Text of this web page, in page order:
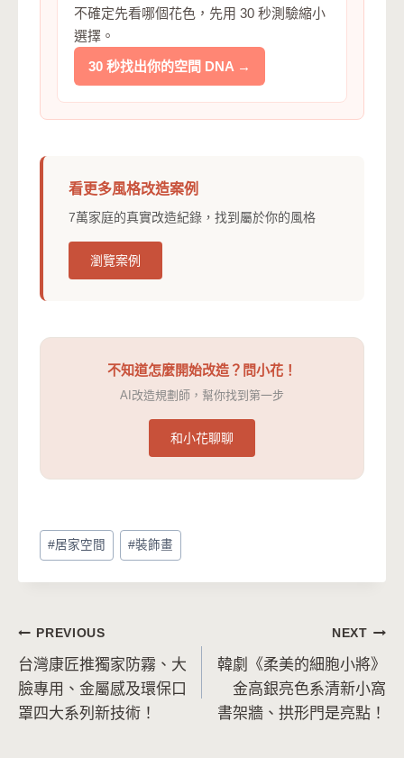
不確定先看哪個花色，先用 30 秒測驗縮小
選擇。
30 秒找出你的空間 DNA →
看更多風格改造案例
7萬家庭的真實改造紀錄，找到屬於你的風格
瀏覽案例
不知道怎麼開始改造？問小花！
AI改造規劃師，幫你找到第一步
和小花聊聊
Post
Tags:
#居家空間 #裝飾畫
文
章
導
PREVIOUS
台灣康匠推獨家防霧、大
臉專用、金屬感及環保口
罩四大系列新技術！
NEXT
韓劇《柔美的細胞小將》
金高銀亮色系清新小窩
書架牆、拱形門是亮點！